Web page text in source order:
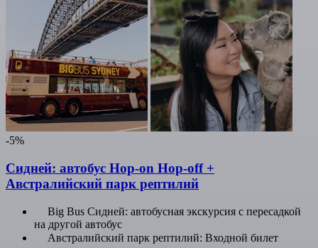
-5%
Сидней: автобус Hop-on Hop-off +
Австралийский парк рептилий
Big Bus Сидней: автобусная экскурсия с пересадкой
на другой автобус
Австралийский парк рептилий: Входной билет